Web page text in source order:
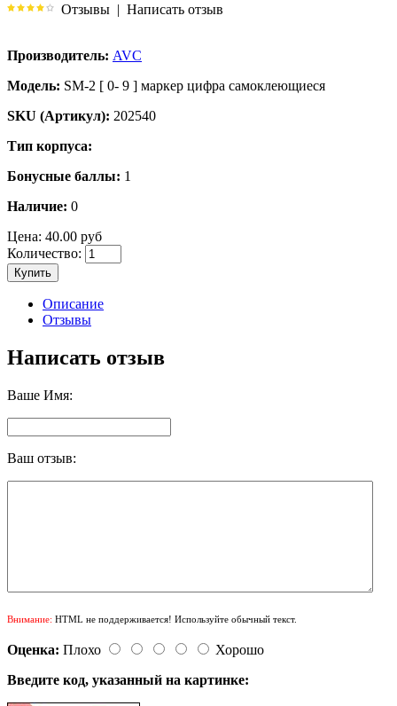
Отзывы | Написать отзыв
Производитель: AVC
Модель: SM-2 [ 0- 9 ] маркер цифра самоклеющиеся
SKU (Артикул): 202540
Тип корпуса:
Бонусные баллы: 1
Наличие: 0
Цена: 40.00 руб
Количество:
Купить
Описание
Отзывы
Написать отзыв
Ваше Имя:
Ваш отзыв:
Внимание: HTML не поддерживается! Используйте обычный текст.
Оценка: Плохо
Хорошо
Введите код, указанный на картинке: